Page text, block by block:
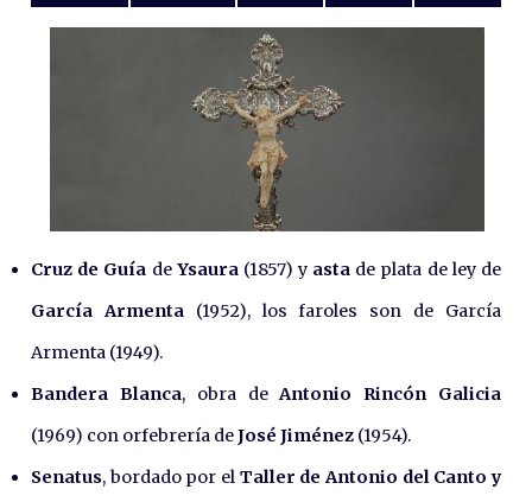
Cruz de Guía de Ysaura(1857) y asta de plata de ley de
García Armenta (1952), los faroles son de García
Armenta (1949).
Bandera Blanca, obra deAntonio Rincón Galicia
(1969) con orfebrería deJosé Jiménez (1954).
Senatus, bordado por el Taller de Antonio del Canto y